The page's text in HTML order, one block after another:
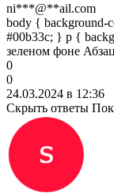
ni***@**ail.com
body { background-
#00b33c; } p {
зеленом фоне
0
0
24.03.2024 в 12:36
Скрыть ответы